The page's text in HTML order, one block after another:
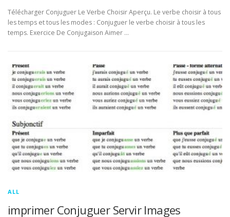
Télécharger Conjuguer Le Verbe Choisir Aperçu. Le verbe choisir à tous
les temps et tous les modes : Conjuguer le verbe choisir à tous les
temps. Exercice De Conjugaison Aimer …
ALL
imprimer Conjuguer Servir Images